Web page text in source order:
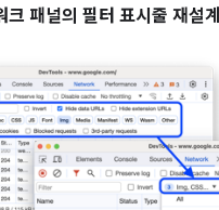
크 패널의 필터 표시줄 재설계